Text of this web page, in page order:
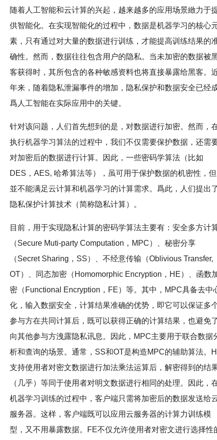
随着人工智能和云计算的兴起，越来越多的应用场景緻力于
供智能化。在实现智能化的过程中，数据是机器学习的核心
素，只有通过对大量的数据进行训练，才能提高训练结果的
确性。然而，数据往往包含用户的隐私。当未加密的数据被
客获得时，其所包含的各种敏感资料也将直接暴露给黑客。
年来，随着隐私泄漏事件的增加，隐私保护和数据安全已经
爲人工智能在实际应用中的关键。
针对该问题，人们首先想到的是，对数据进行加密。然而，
执行机器学习算法的过程中，我们不仅需要保护数据，还需
对加密后的数据进行计算。因此，一些密码学算法（比如
DES，AES, 哈希算法等），虽可用于保护数据的机密性，但
並不能满足云计算和机器学习的计算需求。爲此，人们提出
隐私保护计算技术（简称隐私计算）。
目前，用于实现隐私计算的密码学算法主要有：安全多方计
（Secure Muti-party Computation，MPC）、秘密分享
（Secret Sharing，SS）、不经意传输（Oblivious Transfer,
OT）、同态加密（Homomorphic Encryption，HE）、函数
密（Functional Encryption，FE）等。其中，MPC具备去中
化，输入数据安全，计算结果准确的优势，即它可以保证多
参与方在共同计算后，既可以获得正确的计算结果，也避免
向其他参与方洩露隐私讯息。因此，MPC主要用于联合数据
析和查询的场景。通常，SS和OT是构造MPC的辅助算法。
支持使用者对密文数据进行加法乘法运算后，解密得到的结
（几乎）等同于使用者对明文数据进行相同的处理。因此，
机器学习训练的过程中，客户端只需将加密后的数据发送给
服务器。这样，客户端既可以应用云服务器的计算力训练模
型，又不用暴露数据。FE不仅允许使用者对密文进行选择性